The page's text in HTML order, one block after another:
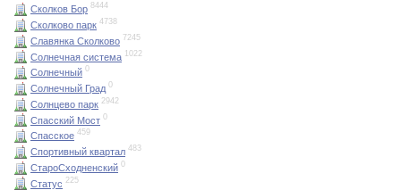
Сколков Бор 8444
Сколково парк 4738
Славянка Сколково 7245
Солнечная система 1022
Солнечный 0
Солнечный Град 0
Солнцево парк 2942
Спасский Мост 0
Спасское 459
Спортивный квартал 483
СтароСходненский 0
Статус 225